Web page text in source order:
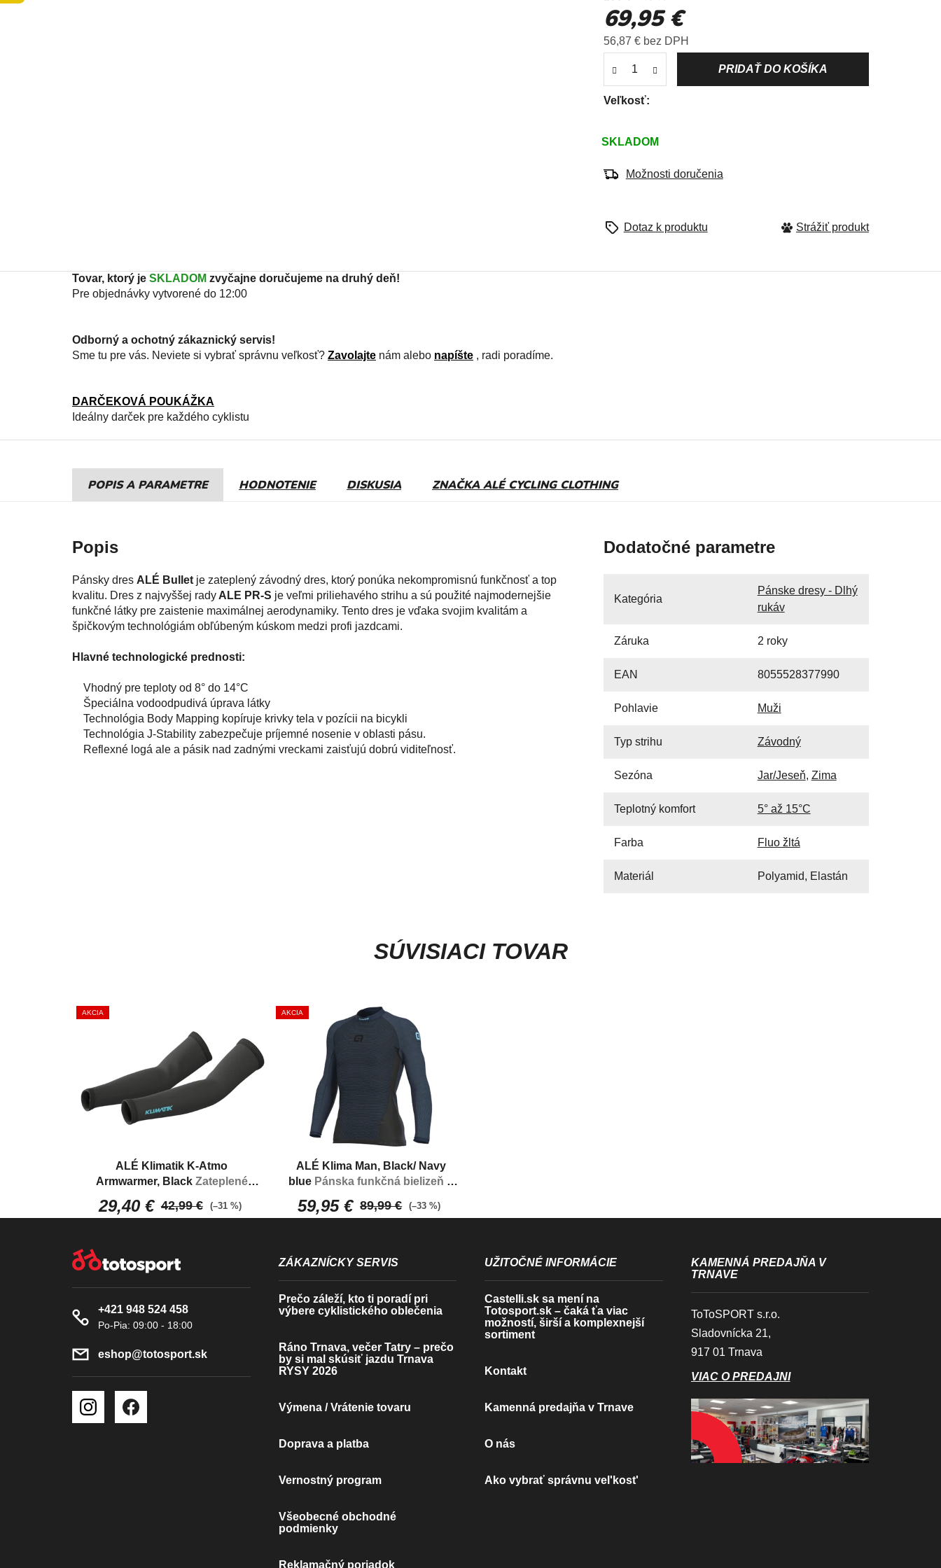
produktu
je
0,0
Veľkosť
SKLADOM
Možnosti doručenia
69,95 €
56,87 € bez DPHJednotková cena:
Strážiť
Tovar, ktorý je SKLADOM zvyčajne doručujeme na druhý deň!
Pre objednávky vytvorené do 12:00
Odborný a ochotný zákaznický servis!
Sme tu pre vás. Neviete si vybrať správnu veľkosť? Zavolajte nám alebo napíšte , radi poradíme.
DARČEKOVÁ POUKÁŽKA
Ideálny darček pre každého cyklistu
POPIS HODNOTENIE DISKUSIA ZNAČKAALÉ CYCLING CLOTHING
Pánsky dres ALÉ Bullet je zateplený závodný dres, ktorý ponúka nekompromisnú funkčnosť a top
kvalitu. Dres z najvyššej rady ALE PR-S je veľmi priliehavého strihu a sú použité najmodernejšie
funkčné látky pre zaistenie maximálnej aerodynamiky. Tento dres je vďaka svojim kvalitám a
špičkovým technológiám obľúbeným kúskom medzi profi jazdcami.
Hlavné technologické prednosti:
Vhodný pre teploty od 8° do 14°C
Špeciálna vodoodpudivá úprava látky
Technológia Body Mapping kopíruje krivky tela v pozícii na bicykli
Technológia J-Stability zabezpečuje príjemné nosenie v oblasti pásu.
Reflexné logá ale a pásik nad zadnými vreckami zaisťujú dobrú viditeľnosť.
Dodatočné parametre
Kategória
Pánske dresy - Dlhý
rukáv
Záruka 2 roky
EAN 8055528377990
Pohlavie Muži
Typ strihu Závodný
Sezóna Jar/Jeseň, Zima
Teplotný komfort 5° až 15°C
Farba Fluo žltá
Materiál Polyamid, Elastán
SÚVISIACI TOVAR
AKCIA
ALÉ Klimatik K-Atmo
Armwarmer, Black Zateplené
29,40 € 42,99 € (–31 %)
AKCIA
ALÉ Klima Man, Black/ Navy
blue Pánska funkčná bielizeň s
59,95 € 89,99 € (–33 %)
eshop@totosport.sk
+421 948 524 458
ZÁKAZNÍCKY SERVIS
Prečo záleží, kto ti poradí pri
výbere cyklistického oblečenia
Ráno Trnava, večer Tatry – prečo
by si mal skúsiť jazdu Trnava
RYSY 2026
Výmena / Vrátenie tovaru
Doprava a platba
Vernostný program
Všeobecné obchodné
podmienky
Reklamačný poriadok
UŽITOČNÉ INFORMÁCIE
Castelli.sk sa mení na
Totosport.sk – čaká ťa viac
možností, širší a komplexnejší
sortiment
Kontakt
Kamenná predajňa v Trnave
O nás
Ako vybrať správnu vel'kost'
KAMENNÁ PREDAJŇA V
TRNAVE
ToToSPORT s.r.o.
Sladovnícka 21,
917 01 Trnava
VIAC O PREDAJNI